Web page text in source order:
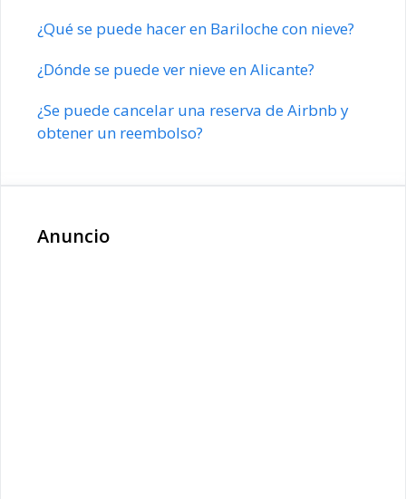
¿Qué se puede hacer en Bariloche con nieve?
¿Dónde se puede ver nieve en Alicante?
¿Se puede cancelar una reserva de Airbnb y
obtener un reembolso?
Anuncio